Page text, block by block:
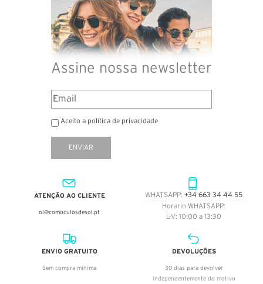
Assine nossa newsletter
Aceito a política de privacidade
ENVIAR
ATENÇÃO AO CLIENTE
oi@comoculosdesol.pt
WHATSAPP: +34 663 34 44 55
Horario WHATSAPP:
L-V: 10:00 a 13:30
ENVIO GRATUITO
Sem compra mínima
DEVOLUÇÕES
30 dias para devolver
independentemente do motivo